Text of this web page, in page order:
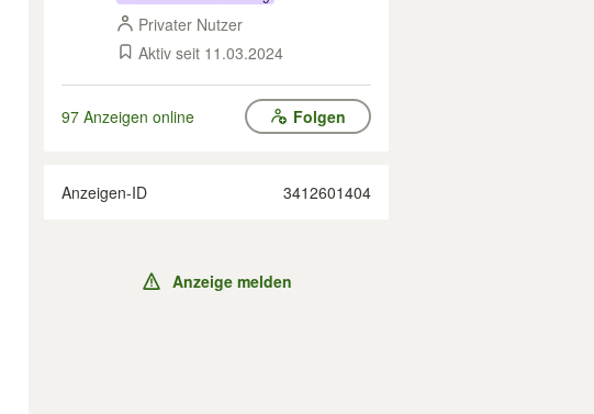
Privater Nutzer
Aktiv seit 11.03.2024
97 Anzeigen online Folgen
Anzeigen-ID 3412601404
Anzeige melden